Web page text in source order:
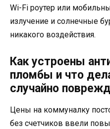
Wi-Fi роутер или
излучение и солнечные
никакого воздействия.
Как устроены
пломбы и что
случайно
Цены на коммуналку
без счетчиков ввели